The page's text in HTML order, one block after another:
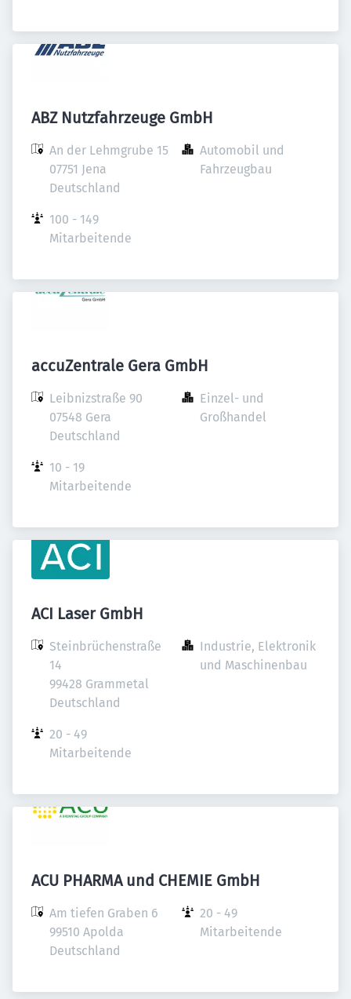
ABZ Nutzfahrzeuge GmbH
An der Lehmgrube 15
07751 Jena
Deutschland
Automobil und
Fahrzeugbau
100 - 149
Mitarbeitende
accuZentrale Gera GmbH
Leibnizstraße 90
07548 Gera
Deutschland
Einzel- und
Großhandel
10 - 19
Mitarbeitende
ACI Laser GmbH
Steinbrüchenstraße
14
99428 Grammetal
Deutschland
Industrie, Elektronik
und Maschinenbau
20 - 49
Mitarbeitende
ACU PHARMA und CHEMIE GmbH
Am tiefen Graben 6
99510 Apolda
Deutschland
20 - 49
Mitarbeitende